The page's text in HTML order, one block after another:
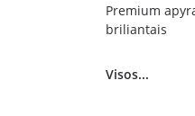
Premium
briliantais
Visos...